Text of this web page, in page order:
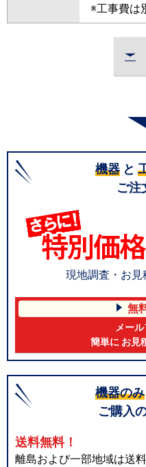
※工事費は
機器 と
ご注
現地調査・お
無
メー
簡単に お見
機器のみ
ご購入
送料無料！
離島および一部地域は送